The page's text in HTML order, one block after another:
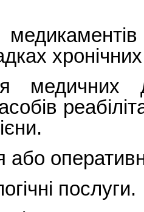
медичних
або
послуги.